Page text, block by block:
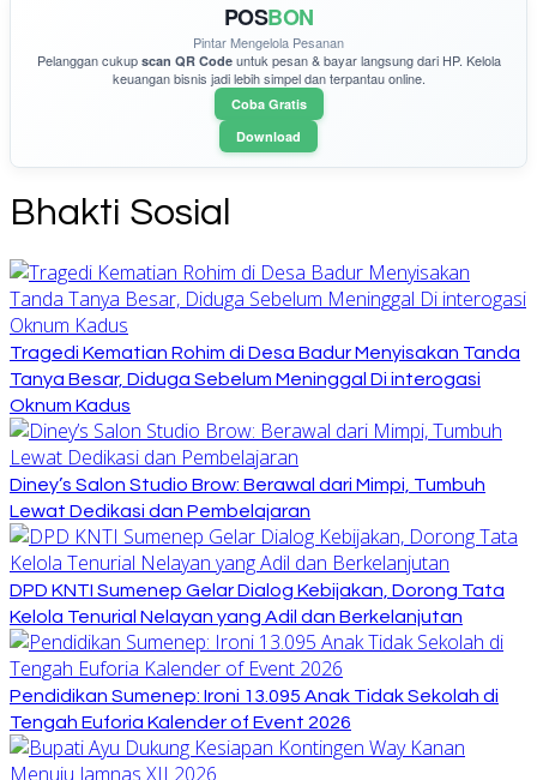
POSBON
Pintar Mengelola Pesanan
Pelanggan cukup scan QR Codeuntuk pesan & bayar langsung dari HP. Kelola
keuangan bisnis jadi lebih simpel dan terpantau online.
Coba Gratis
Download
Bhakti Sosial
Tragedi Kematian Rohim di Desa Badur Menyisakan Tanda
Tanya Besar, Diduga Sebelum Meninggal Di interogasi
Oknum Kadus
Diney’s Salon Studio Brow: Berawal dari Mimpi, Tumbuh
Lewat Dedikasi dan Pembelajaran
DPD KNTI Sumenep Gelar Dialog Kebijakan, Dorong Tata
Kelola Tenurial Nelayan yang Adil dan Berkelanjutan
Pendidikan Sumenep: Ironi 13.095 Anak Tidak Sekolah di
Tengah Euforia Kalender of Event 2026